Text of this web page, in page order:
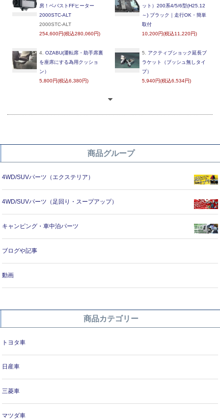
房！ベバストFFヒーター
2000STC-ALT
2000STC-ALT
254,600円(税込280,060円)
ット）200系4/5/6型(H25.12
～) ブラック｜走行OK・簡単
取付
10,200円(税込11,220円)
4. OZABU(運転席・助手席裏
を座席にする為用クッショ
ン）
5,800円(税込6,380円)
5.
アクティブショック延長ブ
ラケット（ブッシュ無しタイ
プ）
5,940円(税込6,534円)
商品グループ
4WD/SUVパーツ（エクステリア）
4WD/SUVパーツ（足回り・スープアップ）
キャンピング・車中泊パーツ
ブログや記事
動画
商品カテゴリー
トヨタ車
日産車
三菱車
マツダ車